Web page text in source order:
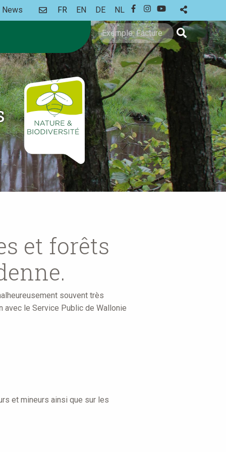
Rechercher
News CONTACT
FR EN DE NL
FACEBOOK
INSTAGRAM
YOUTUBE
et forêts
souvent très
avec le Service Public de Wallonie
et mineurs ainsi que sur les